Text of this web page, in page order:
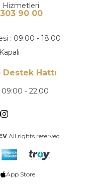
Hizmetleri
90 00
: 09:00 - 18:00
Hattı
09:00 - 22:00
All rights reserved.
App Store